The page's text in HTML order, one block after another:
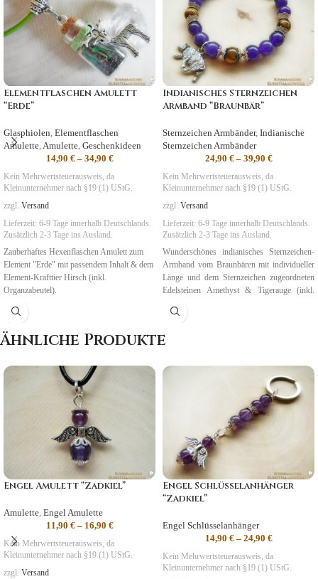
Elementflaschen Amulett
“Erde”
Glasphiolen Elementflaschen
Amulette Amulette Geschenkideen
14,90 €– 34,90 €
Kein Mehrwertsteuerausweis, da
Kleinunternehmer nach §19 (1) UStG.
zzgl. Versand
Lieferzeit: 6-9 Tage innerhalb Deutschlands.
Zusätzlich 2-3 Tage ins Ausland.
Zauberhaftes Hexenflaschen Amulett zum
Element "Erde" mit passendem Inhalt & dem
Element-Krafttier Hirsch (inkl.
Organzabeutel).
Indianisches Sternzeichen
Armband “Braunbär”
Sternzeichen Armbänder, Indianische
Sternzeichen Armbänder
24,90 €– 39,90 €
Kein Mehrwertsteuerausweis, da
Kleinunternehmer nach §19 (1) UStG.
zzgl. Versand
Lieferzeit: 6-9 Tage innerhalb Deutschlands.
Zusätzlich 2-3 Tage ins Ausland.
Wunderschönes indianisches Sternzeichen-
Armband vom Braunbären mit individueller
Länge und dem Sternzeichen zugeordneten
Edelsteinen Amethyst & Tigerauge (inkl.
Ähnliche Produkte
Engel Amulett “Zadkiel”
Amulette, Engel Amulette
11,90 €– 16,90 €
Kein Mehrwertsteuerausweis, da
Kleinunternehmer nach §19 (1) UStG.
zzgl. Versand
Engel Schlüsselanhänger
“Zadkiel”
Engel Schlüsselanhänger
14,90 €– 24,90 €
Kein Mehrwertsteuerausweis, da
Kleinunternehmer nach §19 (1) UStG.